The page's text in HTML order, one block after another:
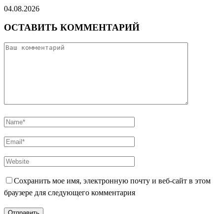
04.08.2026
ОСТАВИТЬ КОММЕНТАРИЙ
Сохранить мое имя, электронную почту и веб-сайт в этом
браузере для следующего комментария